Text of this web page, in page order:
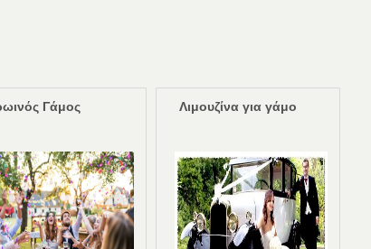
Γάμος Λιμουζίνα για γάμο